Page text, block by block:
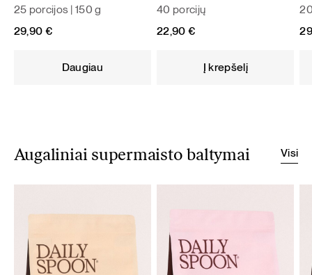
25 porcijos | 150 g
29,90 €
Daugiau
40 porcijų
22,90 €
Į krepšelį
Augaliniai supermaisto baltymai Visi